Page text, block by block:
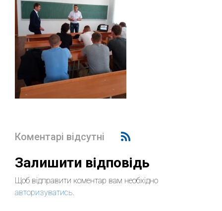
Коментарі відсутні
Залишити відповідь
Щоб відправити коментар вам необхідно
авторизуватись.